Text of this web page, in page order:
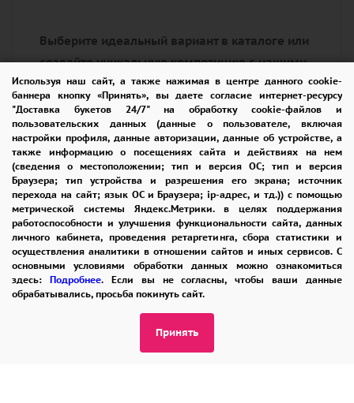
Используя наш сайт, а также нажимая в центре данного cookie-
баннера кнопку «Принять», вы даете согласие интернет-ресурсу
"Доставка букетов 24/7" на обработку cookie-файлов и
пользовательских данных (данные о пользователе, включая
настройки профиля, данные авторизации, данные об устройстве, а
также информацию о посещениях сайта и действиях на нем
(сведения о местоположении; тип и версия ОС; тип и версия
Браузера; тип устройства и разрешения его экрана; источник
перехода на сайт; язык ОС и Браузера; ip-адрес, и тд.)) с помощью
метрической системы Яндекс.Метрики. в целях поддержания
работоспособности и улучшения функциональности сайта, данных
личного кабинета, проведения ретаргетинга, сбора статистики и
осуществления аналитики в отношении сайтов и иных сервисов. С
основными условиями обработки данных можно ознакомиться
здесь: Подробнее. Если вы не согласны, чтобы ваши данные
обрабатывались, просьба покинуть сайт.
Принять
Выберите идеальный вариант в каталоге или
создайте уникальную композицию с нашими
мастерами.
Все решения — через единую точку доступа:
8 965 242-37-47
Звонок, Telegram, WhatsApp — выбирайте
удобный формат диалога
ПОМОЩЬ ОПЛАТА
ДОСТАВКА
КУПОН
РЕКОМЕНДАЦИИ